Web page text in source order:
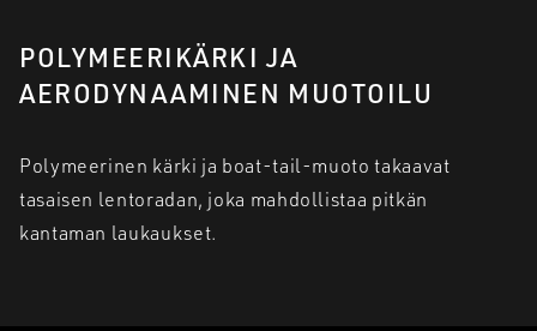
POLYMEERIKÄRKI JA
AERODYNAAMINEN MUOTOILU
Polymeerinen kärki ja boat-tail-muoto takaavat
tasaisen lentoradan, joka mahdollistaa pitkän
kantaman laukaukset.